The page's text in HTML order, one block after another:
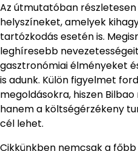
Az útmutatóban
helyszíneket, amelyek
tartózkodás esetén is.
leghíresebb
gasztronómiai élményeket
is adunk. Külön figyelmet
megoldásokra, hiszen
hanem a költségérzékeny
cél lehet.
Cikkünkben nemcsak a